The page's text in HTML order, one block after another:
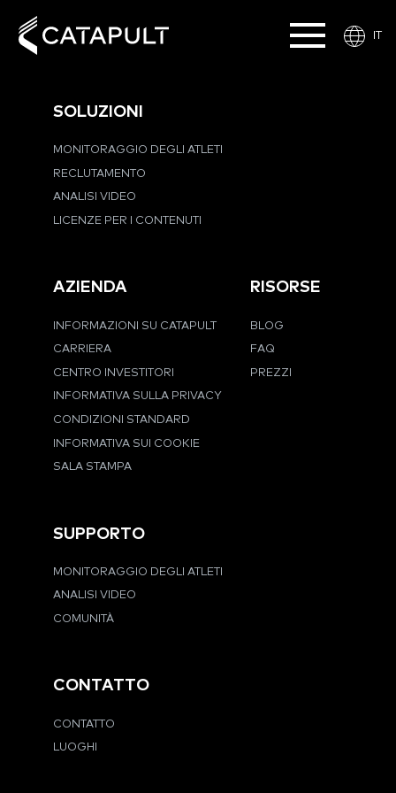
IT
SOLUZIONI
MONITORAGGIO DEGLI ATLETI
RECLUTAMENTO
ANALISI VIDEO
LICENZE PER I CONTENUTI
AZIENDA
INFORMAZIONI SU CATAPULT
CARRIERA
CENTRO INVESTITORI
INFORMATIVA SULLA PRIVACY
CONDIZIONI STANDARD
INFORMATIVA SUI COOKIE
SALA STAMPA
RISORSE
BLOG
FAQ
PREZZI
SUPPORTO
MONITORAGGIO DEGLI ATLETI
ANALISI VIDEO
COMUNITÀ
CONTATTO
CONTATTO
LUOGHI